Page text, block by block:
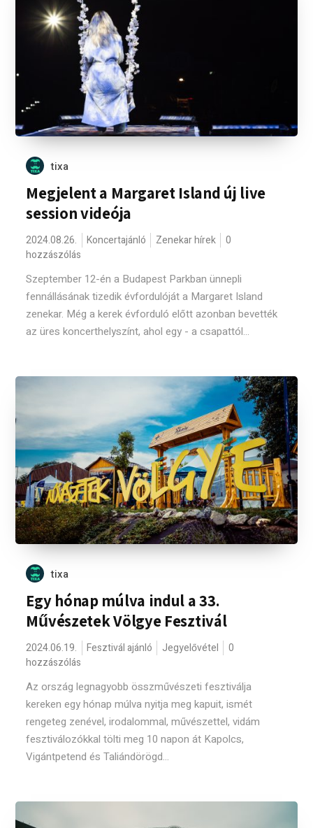
tixa
Megjelent a Margaret Island új live
session videója
2024.08.26. Koncertajánló Zenekar hírek
0
hozzászólás
Szeptember 12-én a Budapest Parkban ünnepli
fennállásának tizedik évfordulóját a Margaret Island
zenekar. Még a kerek évforduló előtt azonban bevették
az üres koncerthelyszínt, ahol egy - a csapattól...
tixa
Egy hónap múlva indul a 33.
Művészetek Völgye Fesztivál
2024.06.19. Fesztivál ajánló Jegyelővétel
0
hozzászólás
Az ország legnagyobb összművészeti fesztiválja
kereken egy hónap múlva nyitja meg kapuit, ismét
rengeteg zenével, irodalommal, művészettel, vidám
fesztiválozókkal tölti meg 10 napon át Kapolcs,
Vigántpetend és Taliándörögd...